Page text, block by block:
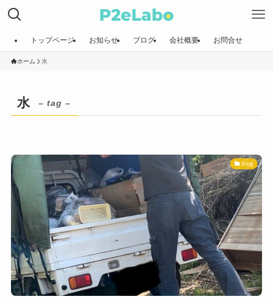
トップページ お知らせ ブログ 会社概要 お問合せ
ホーム 水
水 – tag –
blog